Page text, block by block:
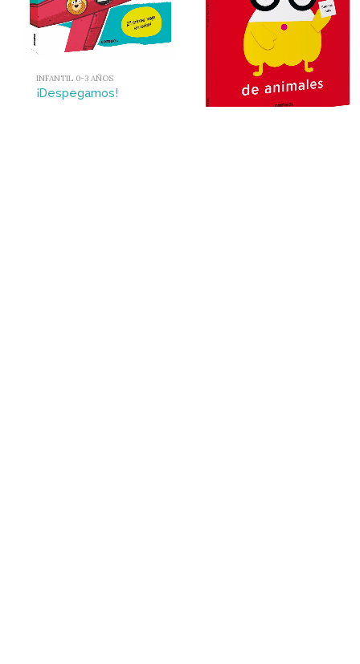
INFANTIL 0-3 AÑOS
¡Despegamos!